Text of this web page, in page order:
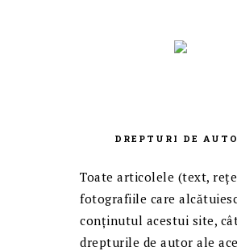
DREPTURI DE
Toate articolele (text,
fotografiile care
conținutul acestui site,
drepturile de autor ale